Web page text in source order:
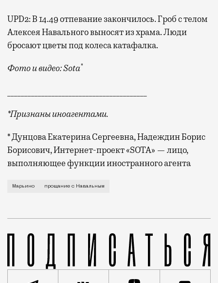
UPD2: В 14.49 отпевание закончилось. Гроб с телом
Алексея Навального выносят из храма. Люди
бросают цветы под колеса катафалка.
Фото и видео: Sota*
*Признаны иноагентами.
* Дунцова Екатерина Сергеевна, Надеждин Борис
Борисович, Интернет-проект «SOTA» — лицо,
выполняющее функции иностранного агента
Марьино прощание с Навальным